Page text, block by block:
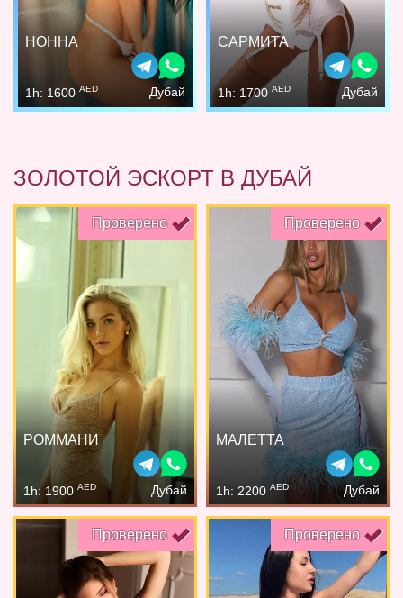
НОННА
1h: 1600 AED Дубай
САРМИТА
1h: 1700 AED Дубай
ЗОЛОТОЙ ЭСКОРТ В ДУБАЙ
Проверено
РОММАНИ
1h: 1900 AED Дубай
Проверено
МАЛЕТТА
1h: 2200 AED Дубай
Проверено Проверено